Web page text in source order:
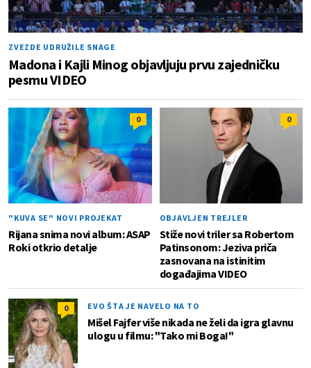
ZVEZDE UDRUŽILE SNAGE
Madona i Kajli Minog objavljuju prvu zajedničku
pesmu VIDEO
0
"KUVA SE" NOVI PROJEKAT
Rijana snima novi album: ASAP
Roki otkrio detalje
0
OBJAVLJEN TREJLER
Stiže novi triler sa Robertom
Patinsonom: Jeziva priča
zasnovana na istinitim
događajima VIDEO
0 EVO ŠTA JE NAVELO NA TO
Mišel Fajfer više nikada ne želi da igra glavnu
ulogu u filmu: "Tako mi Boga!"